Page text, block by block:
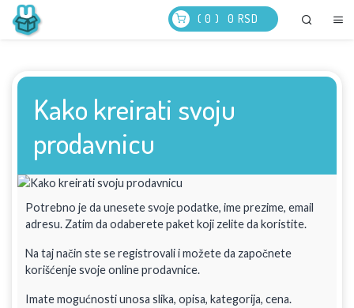
( 0 ) 0 RSD
Kako kreirati svoju
prodavnicu
Potrebno je da unesete svoje podatke, ime prezime, email
adresu. Zatim da odaberete paket koji zelite da koristite.
Na taj način ste se registrovali i možete da započnete
korišćenje svoje online prodavnice.
Imate mogućnosti unosa slika, opisa, kategorija, cena.